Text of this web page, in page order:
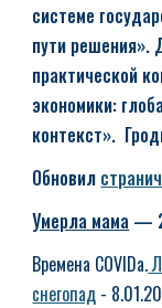
системе
пути решения».
практической
экономики:
контекст».
Обновил
Умерла мама —
Времена COVIDа.
снегопад -